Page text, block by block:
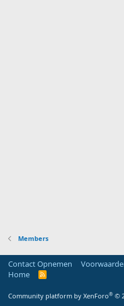
Members
Contact Opnemen
Home
R
Community platform by XenForo® ©